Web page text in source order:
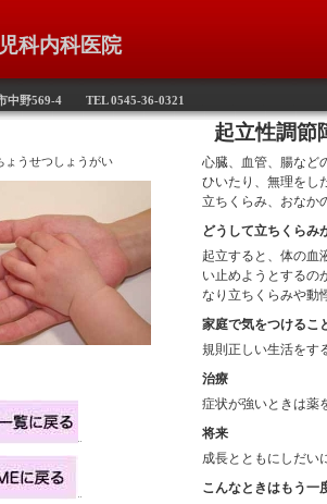
科内科医院
中野569-4 TEL 0545-36-0321
性調節障
心臓、血管、腸など
ひいたり、無理をし
立ちくらみ、おなか
どうして立ちくらみ
起立すると、体の血
い止めようとするの
なり立ちくらみや動
家庭で気をつけるこ
規則正しい生活をす
治療
症状が強いときは薬
将来
成長とともにしだい
こんなときはもう一
ょうせつしょうがい